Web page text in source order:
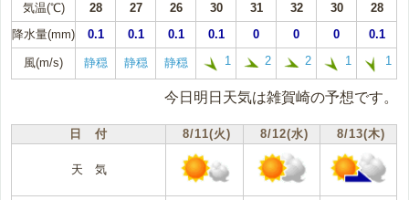
気温(℃) 28 27 26 30 31 32 30
28
降水量(mm)
0.1 0.1 0.1 0.1 0 0 0 0.1
風(m/s) 静穏 静穏 静穏 1 2 2 1 1
今日明日天気は雑賀崎の予想です。
日 付 8/11(火) 8/12(水) 8/13(木)
天 気